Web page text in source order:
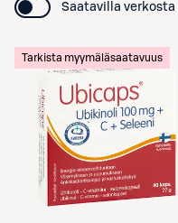
Saatavilla verkosta
Tarkista myymäläsaatavuus